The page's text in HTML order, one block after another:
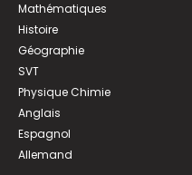
Mathématiques
Histoire
Géographie
SVT
Physique Chimie
Anglais
Espagnol
Allemand